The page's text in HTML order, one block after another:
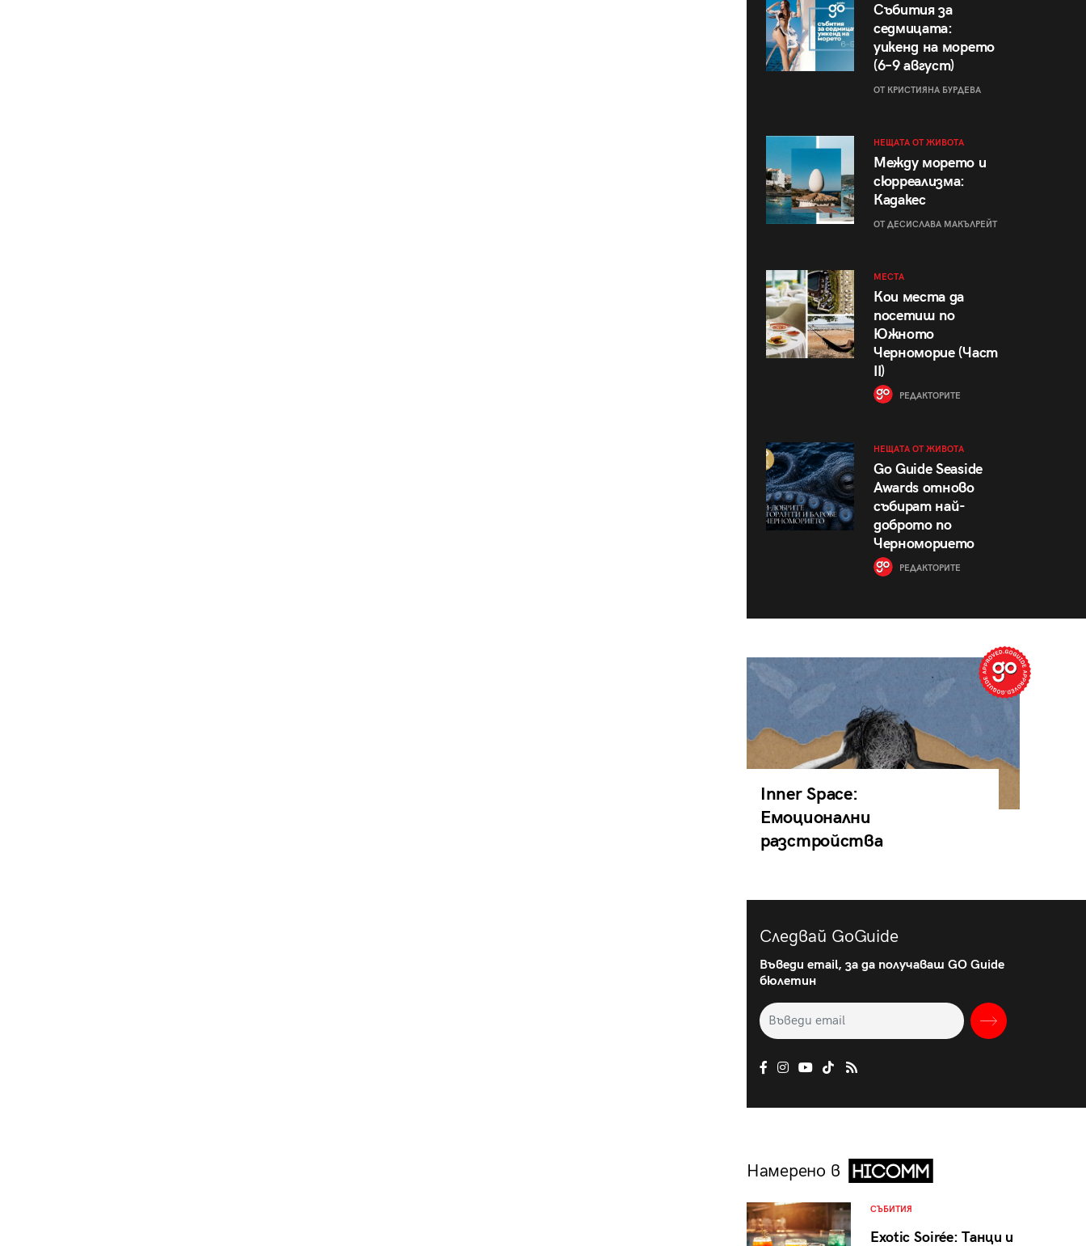
Събития за
седмицата:
уикенд на морето
(6–9 август)
ОТ КРИСТИЯНА БУРДЕВА
НЕЩАТА ОТ ЖИВОТА
Между морето и
сюрреализма:
Кадакес
ОТ ДЕСИСЛАВА МАКЪЛРЕЙТ
МЕСТА
Кои места да
посетиш по
Южното
Черноморие (Част
II)
РЕДАКТОРИТЕ
НЕЩАТА ОТ ЖИВОТА
Go Guide Seaside
Awards отново
събират най-
доброто по
Черноморието
РЕДАКТОРИТЕ
Inner Space:
Емоционални
разстройства
Следвай GoGuide
Въведи email, за да получаваш GO Guide
бюлетин
Намерено в
СЪБИТИЯ
Exotic Soirée: Танци и